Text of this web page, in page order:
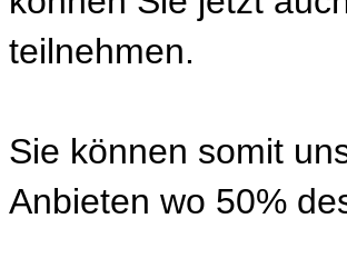
teilnehmen.
Sie können somit
Anbieten wo 50%